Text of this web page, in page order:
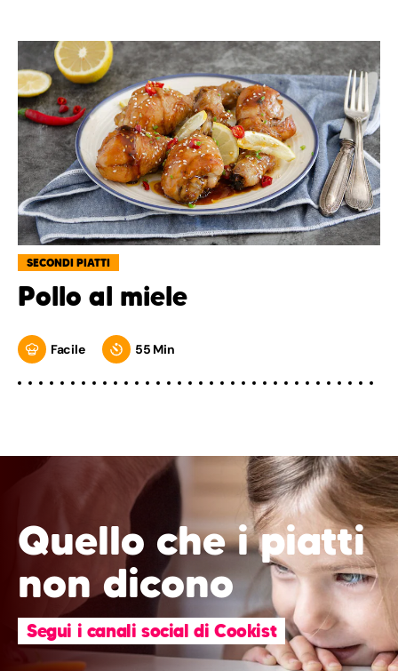
SECONDI PIATTI
Pollo al miele
Facile 55 Min
Quello che i piatti
non dicono
Segui i canali social di Cookist